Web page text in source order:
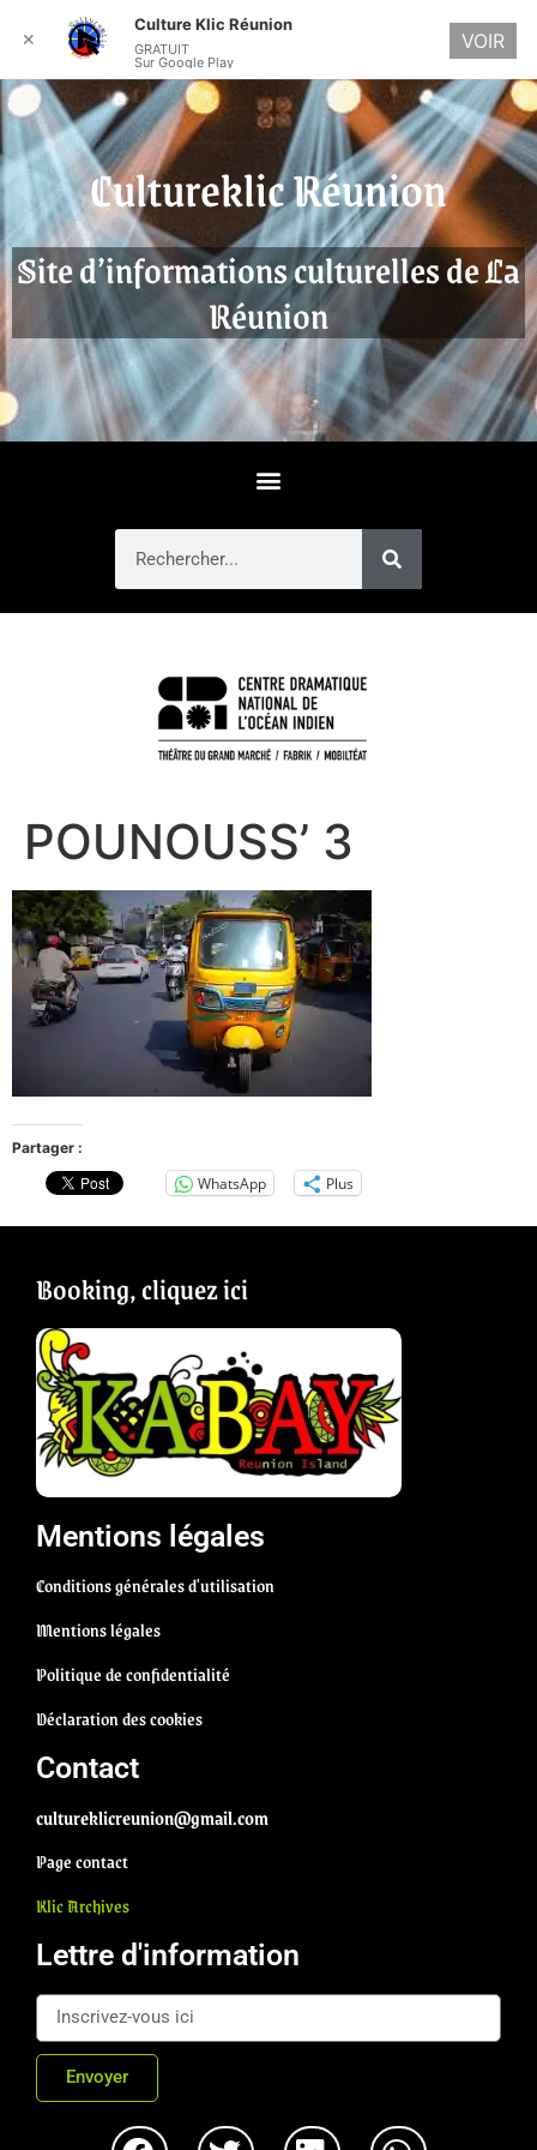
Cultureklic Réunion
Site d’informations culturelles de La
Réunion
POUNOUSS’ 3
Partager :
WhatsApp Plus
Booking, cliquez ici
Mentions légales
Conditions générales d'utilisation
Mentions légales
Politique de confidentialité
Déclaration des cookies
Contact
cultureklicreunion@gmail.com
Page contact
Klic Archives
Lettre d'information
Envoyer
✕
Culture Klic Réunion
GRATUIT
Sur Google Play
VOIR